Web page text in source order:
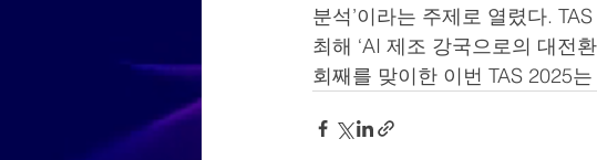
분석’이라는 주제로 열렸다.
최해 ‘AI 제조 강국으로의 대전
회째를 맞이한 이번 TAS 2025